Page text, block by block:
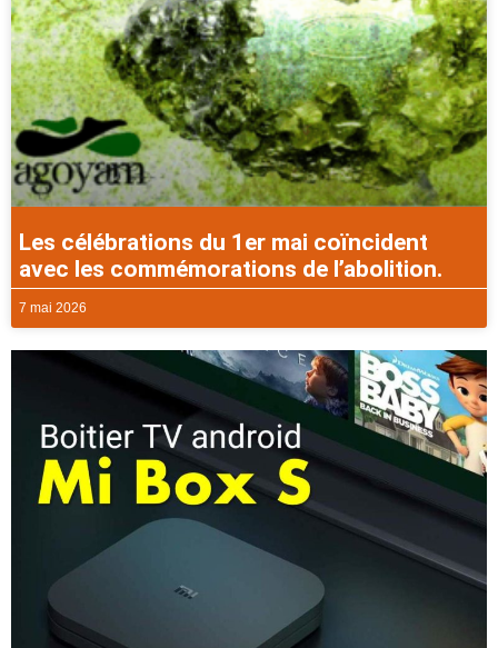
Les célébrations du 1er mai coïncident
avec les commémorations de l’abolition.
7 mai 2026